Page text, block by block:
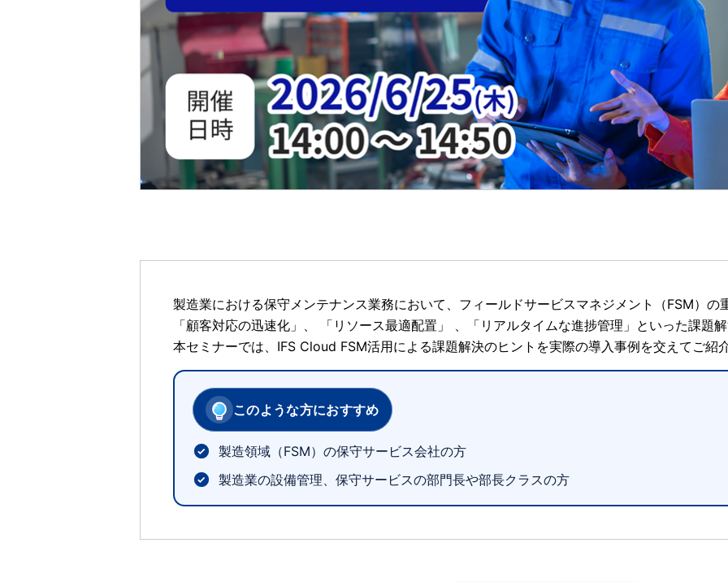
製造業における保守メンテナンス業務において、フィールドサービスマネジメント（FSM）の
「顧客対応の迅速化」、 「リソース最適配置」 、「リアルタイムな進捗管理」といった課題
本セミナーでは、IFS Cloud FSM活用による課題解決のヒントを実際の導入事例を交えてご紹
このような方におすすめ
製造領域（FSM）の保守サービス会社の方
製造業の設備管理、保守サービスの部門長や部長クラスの方